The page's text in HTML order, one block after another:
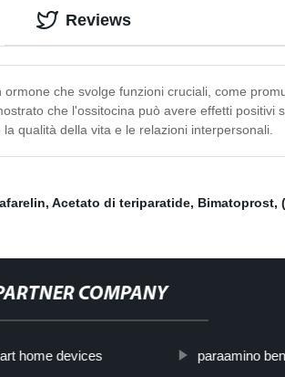
che svolge funzioni cruciali, come
che l'ossitocina può avere effetti positivi
qualità della vita e le relazioni interpersonali.
Reviews
, Acetato di teriparatide, Bimatoprost,
COMPANY
home devices paraamino